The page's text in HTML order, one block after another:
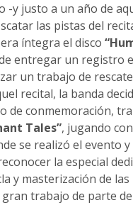
-y justo a un año de
las pistas del
íntegra el disco
entregar un registro
un trabajo de
recital, la banda
de conmemoración,
Tales”, jugando
se realizó el evento
la especial
y masterización de
trabajo de parte